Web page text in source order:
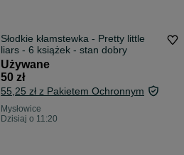
Słodkie kłamstewka - Pretty little
liars - 6 książek - stan dobry
Używane
50 zł
55,25 zł z Pakietem Ochronnym
Mysłowice
Dzisiaj o 11:20